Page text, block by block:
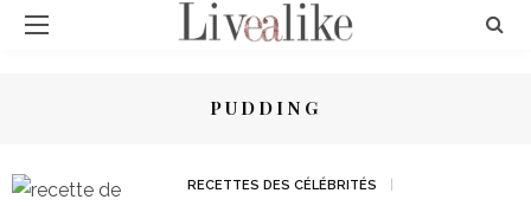
PUDDING
RECETTES DES CÉLÉBRITÉS